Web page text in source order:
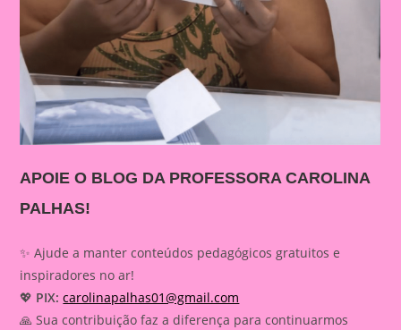
APOIE O BLOG DA PROFESSORA CAROLINA
PALHAS!
✨ Ajude a manter conteúdos pedagógicos gratuitos e
inspiradores no ar!
💖 PIX: carolinapalhas01@gmail.com
🙏 Sua contribuição faz a diferença para continuarmos